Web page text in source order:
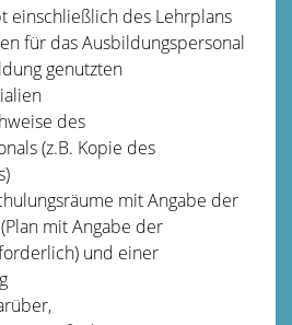
einschließlich des Lehrplans
für das Ausbildungspersonal
genutzten
des
(z.B. Kopie des
mit Angabe der
mit Angabe der
und einer